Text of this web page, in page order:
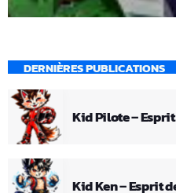
DERNIÈRES PUBLICATIONS
Kid Pilote –
Kid Ken – Esprit